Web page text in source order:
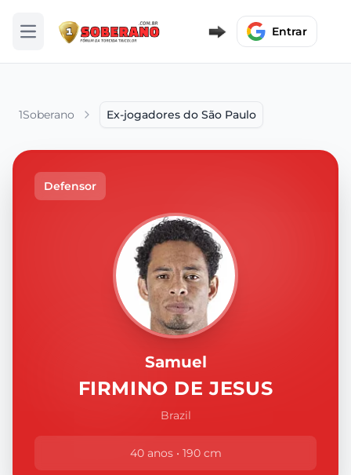
Abrir menu Entrar
1Soberano Ex-jogadores do São Paulo
Defensor
Samuel
FIRMINO DE JESUS
Brazil
40 anos • 190 cm